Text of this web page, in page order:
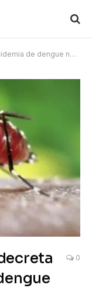
de dengue no RJ
0